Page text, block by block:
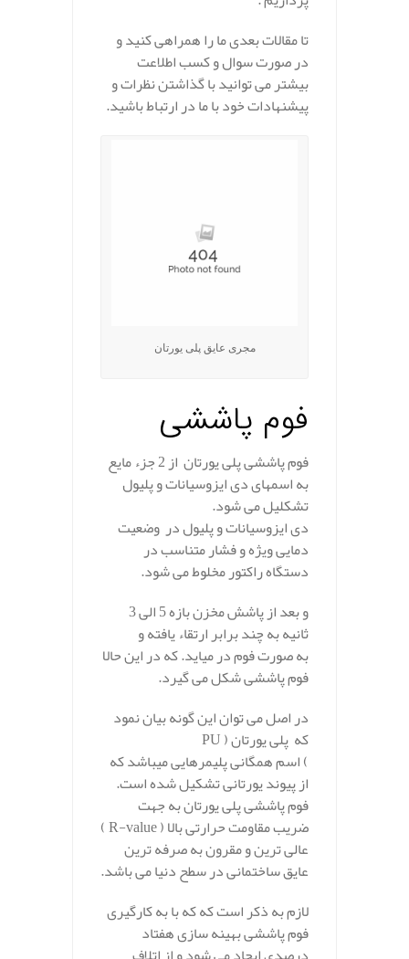
تا مقالات بعدی ما را همراهی کنید و
در صورت سوال و کسب اطلاعت
بیشتر می توانید با گذاشتن نظرات و
پیشنهادات خود با ما در ارتباط باشید.
مجری عایق پلی یورتان
فوم پاششی
فوم پاششی پلی یورتان از 2 جزء مایع
به اسمهای دی ایزوسیانات و پلیول
تشکلیل می شود.
دی ایزوسیانات و پلیول در وضعیت
دمایی ویژه و فشار متناسب در
دستگاه راکتور مخلوط می شود.
و بعد از پاشش مخزن بازه 5 الی 3
ثانیه به چند برابر ارتقاء یافته و
به صورت فوم در میاید. که در این حالا
فوم پاششی شکل می گیرد.
در اصل می توان این گونه بیان نمود
که پلی یورتان ( PU
) اسم همگانی پلیمرهایی میباشد که
از پیوند یورتانی تشکیل شده است.
فوم پاششی پلی یورتان به جهت
ضریب مقاومت حرارتی بالا ( R-value )
عالی ترین و مقرون به صرفه ترین
عایق ساختمانی در سطح دنیا می باشد.
لازم به ذکر است که که با به کارگیری
فوم پاششی بهینه سازی هفتاد